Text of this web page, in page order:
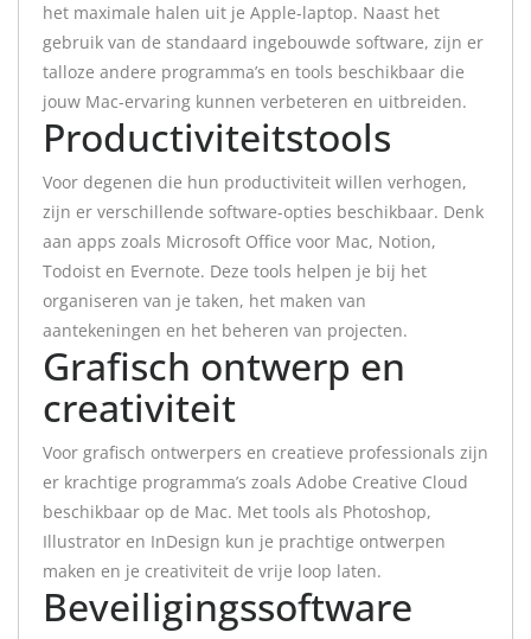
het maximale halen uit je Apple-laptop. Naast het
gebruik van de standaard ingebouwde software, zijn er
talloze andere programma’s en tools beschikbaar die
jouw Mac-ervaring kunnen verbeteren en uitbreiden.
Productiviteitstools
Voor degenen die hun productiviteit willen verhogen,
zijn er verschillende software-opties beschikbaar. Denk
aan apps zoals Microsoft Office voor Mac, Notion,
Todoist en Evernote. Deze tools helpen je bij het
organiseren van je taken, het maken van
aantekeningen en het beheren van projecten.
Grafisch ontwerp en
creativiteit
Voor grafisch ontwerpers en creatieve professionals zijn
er krachtige programma’s zoals Adobe Creative Cloud
beschikbaar op de Mac. Met tools als Photoshop,
Illustrator en InDesign kun je prachtige ontwerpen
maken en je creativiteit de vrije loop laten.
Beveiligingssoftware